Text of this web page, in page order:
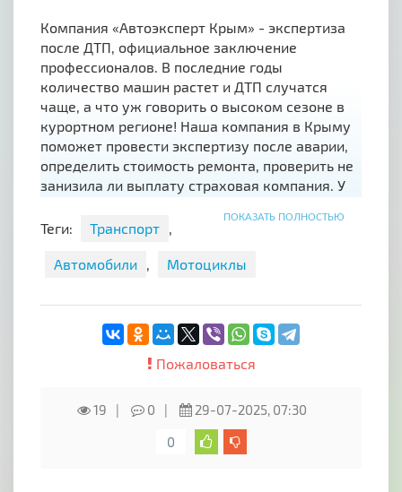
Компания «Автоэксперт Крым» - экспертиза
после ДТП, официальное заключение
профессионалов. В последние годы
количество машин растет и ДТП случатся
чаще, а что уж говорить о высоком сезоне в
курортном регионе! Наша компания в Крыму
поможет провести экспертизу после аварии,
определить стоимость ремонта, проверить не
занизила ли выплату страховая компания. У
заключения специалистов!
Другие услуги:
стоимости ремонта автомобиля после
хулиганских действий, стихийных бедствий.
- Проверка идентификационных обозначений
- Проверка документов на подлинность
- Проверка автомобиля на наличие скрытых
ПОКАЗАТЬ ПОЛНОСТЬЮ
Теги: Транспорт ,
Автомобили , Мотоциклы
Пожаловаться
19 0
29-07-2025, 07:30
0